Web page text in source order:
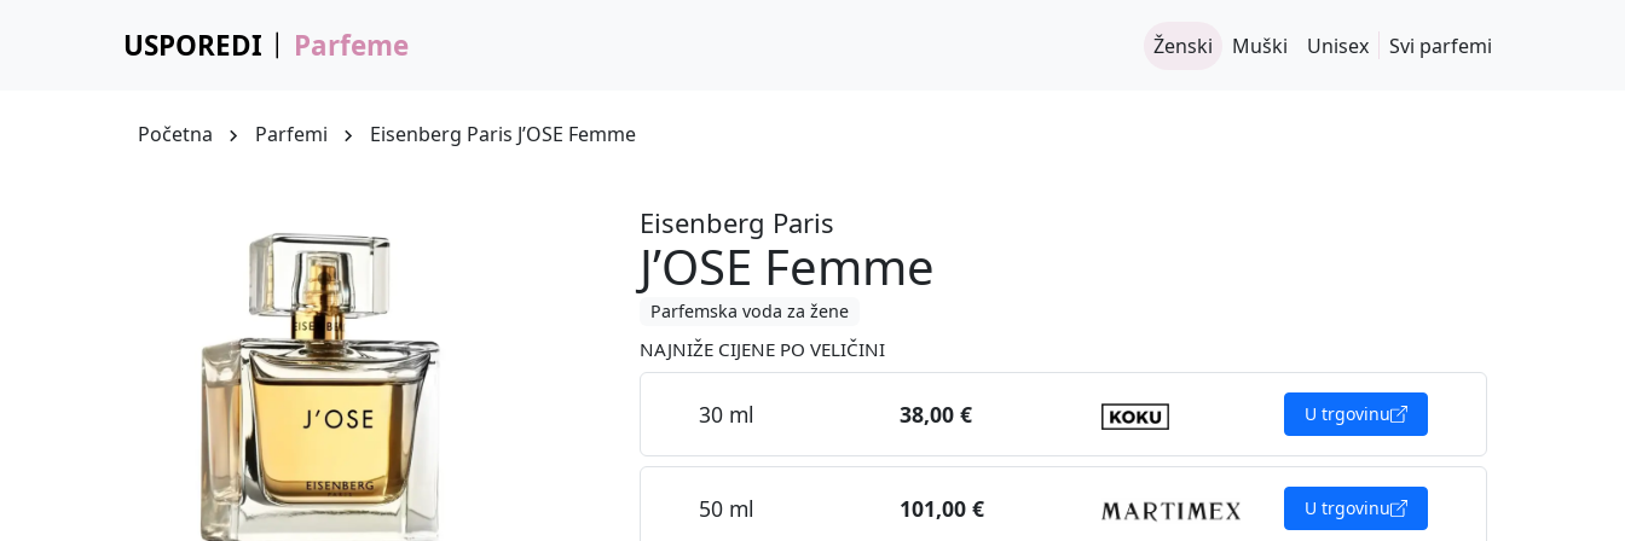
USPOREDI Parfeme Ženski Muški Unisex Svi parfemi
Početna Parfemi Eisenberg Paris J’OSE Femme
Eisenberg Paris
J’OSE Femme
Parfemska voda za žene
NAJNIŽE CIJENE PO VELIČINI
30 ml 38,00 € U trgovinu
50 ml 101,00 € U trgovinu